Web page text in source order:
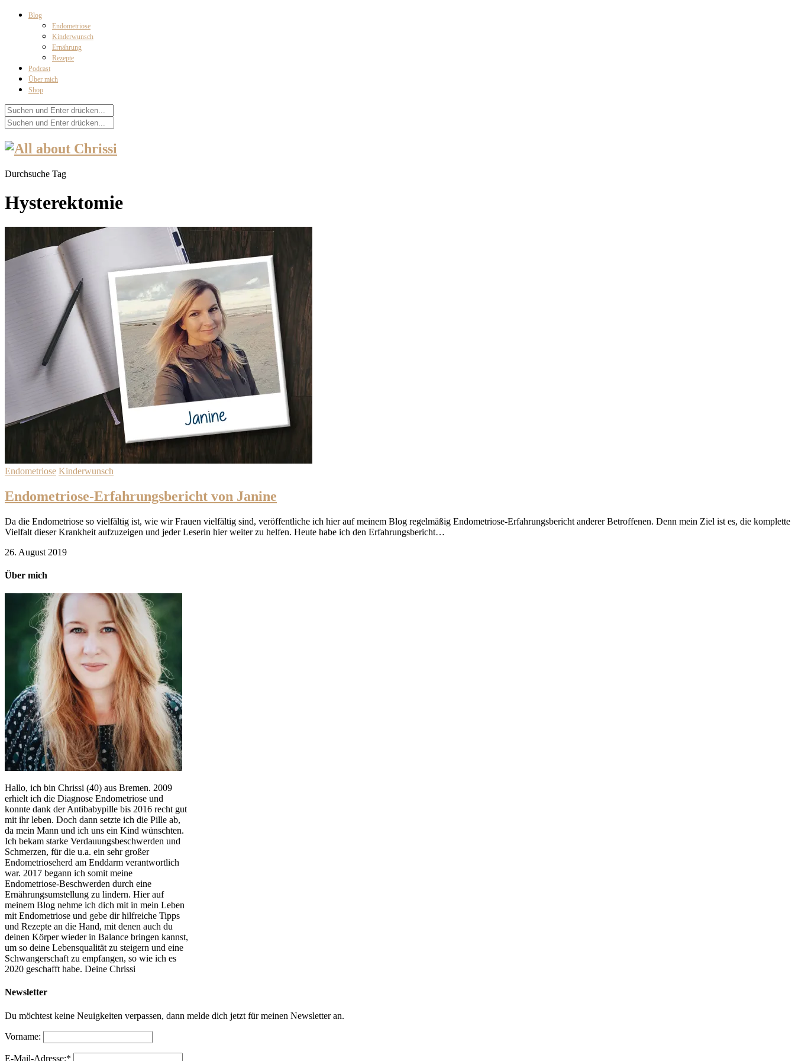
Blog
Endometriose
Kinderwunsch
Ernährung
Rezepte
Podcast
Über mich
Shop
Durchsuche Tag
Hysterektomie
Endometriose Kinderwunsch
Endometriose-Erfahrungsbericht von Janine
Da die Endometriose so vielfältig ist, wie wir Frauen vielfältig sind, veröffentliche ich hier auf meinem Blog regelmäßig Endometriose-Erfahrungsbericht anderer Betroffenen. Denn mein Ziel ist es, die komplette
Vielfalt dieser Krankheit aufzuzeigen und jeder Leserin hier weiter zu helfen. Heute habe ich den Erfahrungsbericht…
26. August 2019
Über mich
Hallo, ich bin Chrissi (40) aus Bremen. 2009
erhielt ich die Diagnose Endometriose und
konnte dank der Antibabypille bis 2016 recht gut
mit ihr leben. Doch dann setzte ich die Pille ab,
da mein Mann und ich uns ein Kind wünschten.
Ich bekam starke Verdauungsbeschwerden und
Schmerzen, für die u.a. ein sehr großer
Endometrioseherd am Enddarm verantwortlich
war. 2017 begann ich somit meine
Endometriose-Beschwerden durch eine
Ernährungsumstellung zu lindern. Hier auf
meinem Blog nehme ich dich mit in mein Leben
mit Endometriose und gebe dir hilfreiche Tipps
und Rezepte an die Hand, mit denen auch du
deinen Körper wieder in Balance bringen kannst,
um so deine Lebensqualität zu steigern und eine
Schwangerschaft zu empfangen, so wie ich es
2020 geschafft habe. Deine Chrissi
Newsletter
Du möchtest keine Neuigkeiten verpassen, dann melde dich jetzt für meinen Newsletter an.
Vorname:
E-Mail-Adresse:*